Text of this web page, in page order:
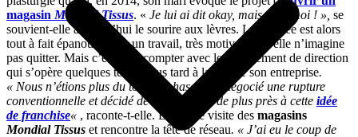
magasin Mondial Tissus. « Je lui ai dit okay, mais sans moi ! », se
souvient-elle aujourd’hui le sourire aux lèvres. La salariée est alors
tout à fait épanouie dans un travail, très motivant, qu’elle n’imagine
pas quitter. Mais c’est sans compter avec le changement de direction
qui s’opère quelques temps plus tard à la tête de son entreprise.
« Nous n’étions plus du tout en phase. J’ai négocié une rupture
conventionnelle et décidé de m’intéresser de plus près à cette idée
de franchise« , raconte-t-elle. Delphine visite des magasins
Mondial Tissus et rencontre la tête de réseau. « J’ai eu le coup de